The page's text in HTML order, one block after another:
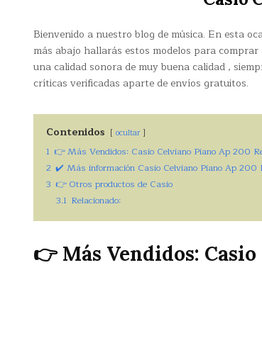
Bienvenido a nuestro blog de música. En esta
más abajo hallarás estos modelos para
una calidad sonora de muy buena calidad ,
críticas verificadas aparte de envíos gratuitos.
Contenidos ocultar
1 👉 Más Vendidos: Casio Celviano Piano Ap 200
2 ✔️ Más información Casio Celviano Piano Ap 200
3 👉 Otros productos de Casio
3.1 Relacionado:
👉 Más Vendidos: